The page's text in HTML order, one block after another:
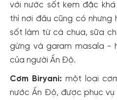
với nước sốt kem đặc
thì nơi đâu cũng có
sốt làm từ cà chua, sữa
gừng và garam masala -
của người Ấn Độ.
Cơm Biryani: một loại
nước Ấn Độ, được phục